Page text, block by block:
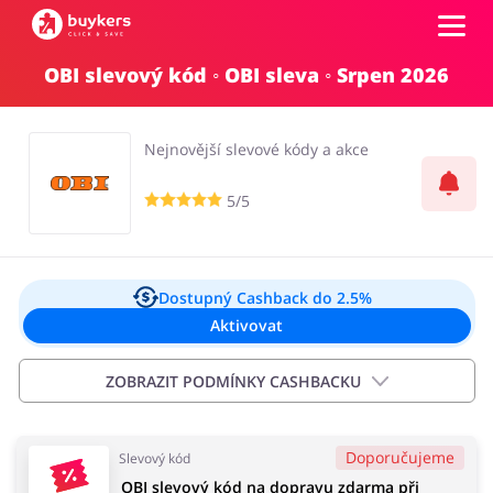
Kategorie
Šperky a hodinky Potraviny
Pro děti Dům, interiér a zahrada
Přihlásit se
Registrovat
OBI slevový kód ◦ OBI sleva ◦ Srpen 2026
Nejnovější slevové kódy a akce
5/5
Dostupný Cashback do 2.5%
Aktivovat
ZOBRAZIT PODMÍNKY CASHBACKU
Cashback platí pouze pro objednávky s doručením
domů. Objedávky s vyzvednutím na prodejně jsou bez
Slevový kód Doporučujeme
OBI slevový kód na dopravu zdarma při